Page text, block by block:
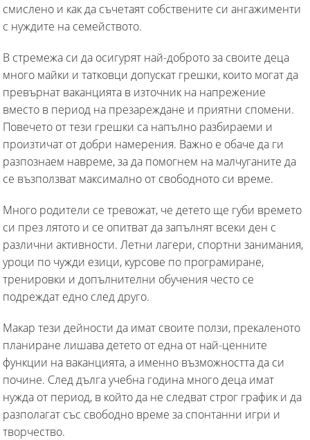
смислено и как да съчетаят собствените си ангажименти
с нуждите на семейството.
В стремежа си да осигурят най-доброто за своите деца
много майки и татковци допускат грешки, които могат да
превърнат ваканцията в източник на напрежение
вместо в период на презареждане и приятни спомени.
Повечето от тези грешки са напълно разбираеми и
произтичат от добри намерения. Важно е обаче да ги
разпознаем навреме, за да помогнем на малчуганите да
се възползват максимално от свободното си време.
Много родители се тревожат, че детето ще губи времето
си през лятото и се опитват да запълнят всеки ден с
различни активности. Летни лагери, спортни занимания,
уроци по чужди езици, курсове по програмиране,
тренировки и допълнителни обучения често се
подреждат едно след друго.
Макар тези дейности да имат своите ползи, прекаленото
планиране лишава детето от една от най-ценните
функции на ваканцията, а именно възможността да си
почине. След дълга учебна година много деца имат
нужда от период, в който да не следват строг график и да
разполагат със свободно време за спонтанни игри и
творчество.